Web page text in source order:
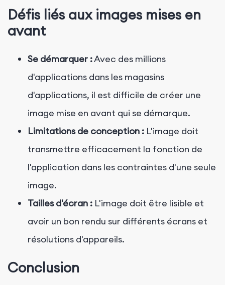
Défis liés aux images mises en
avant
Se démarquer :Avec des millions
d'applications dans les magasins
d'applications, il est difficile de créer une
image mise en avant qui se démarque.
Limitations de conception : L'image doit
transmettre efficacement la fonction de
l'application dans les contraintes d'une seule
image.
Tailles d'écran : L'image doit être lisible et
avoir un bon rendu sur différents écrans et
résolutions d'appareils.
Conclusion